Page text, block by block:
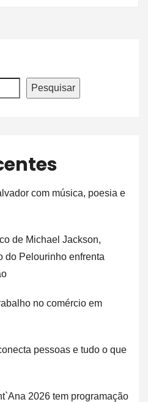
Pesquisar
com música, poesia e
de Michael Jackson,
do Pelourinho enfrenta
no comércio em
pessoas e tudo o que
2026 tem programação